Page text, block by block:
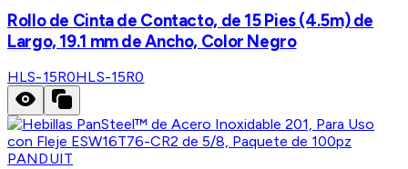
Rollo de Cinta de Contacto, de 15 Pies (4.5m) de
Largo, 19.1 mm de Ancho, Color Negro
HLS-15R0HLS-15R0
PANDUIT